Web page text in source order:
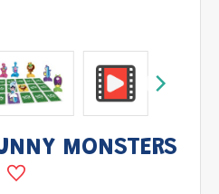
MONSTERS